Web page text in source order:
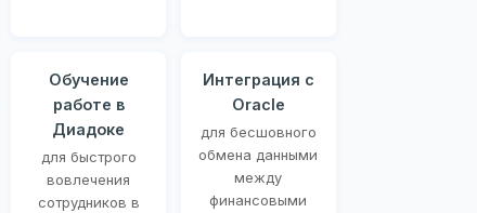
Обучение
работе в
Диадоке
для быстрого
вовлечения
сотрудников в
Интеграция с
Oracle
для бесшовного
обмена данными
между
финансовыми